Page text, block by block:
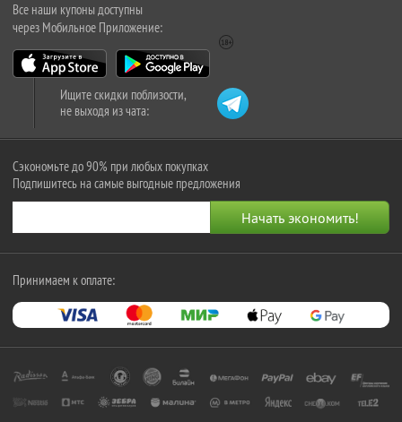
Все наши купоны доступны
через Мобильное Приложение:
Ищите скидки поблизости,
не выходя из чата:
Сэкономьте до 90% при любых покупках
Подпишитесь на самые выгодные предложения
Принимаем к оплате: